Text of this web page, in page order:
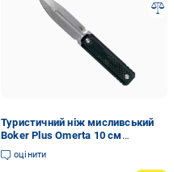
Туристичний ніж мисливський
Boker Plus Omerta 10 см
(02BO032)
оцінити